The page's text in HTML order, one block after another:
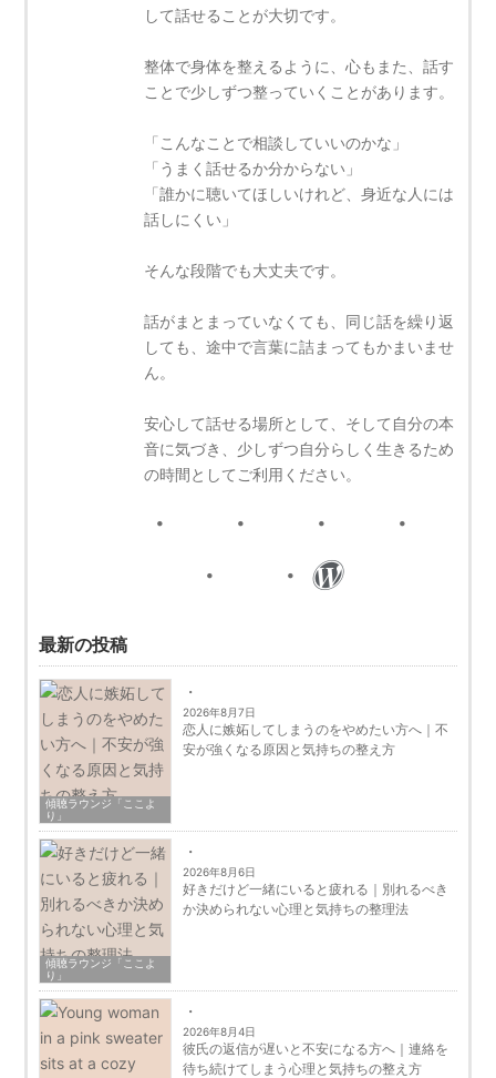
して話せることが大切です。
整体で身体を整えるように、心もまた、話す
ことで少しずつ整っていくことがあります。
「こんなことで相談していいのかな」
「うまく話せるか分からない」
「誰かに聴いてほしいけれど、身近な人には
話しにくい」
そんな段階でも大丈夫です。
話がまとまっていなくても、同じ話を繰り返
しても、途中で言葉に詰まってもかまいませ
ん。
安心して話せる場所として、そして自分の本
音に気づき、少しずつ自分らしく生きるため
の時間としてご利用ください。
最新の投稿
傾聴ラウンジ「ここよ
り」
2026年8月7日
恋人に嫉妬してしまうのをやめたい方へ｜不
安が強くなる原因と気持ちの整え方
傾聴ラウンジ「ここよ
り」
2026年8月6日
好きだけど一緒にいると疲れる｜別れるべき
か決められない心理と気持ちの整理法
2026年8月4日
彼氏の返信が遅いと不安になる方へ｜連絡を
待ち続けてしまう心理と気持ちの整え方